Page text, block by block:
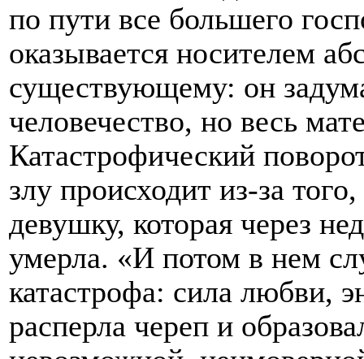
по пути все большего
оказывается носителем
существующему: он
человечество, но весь
Катастрофический
злу происходит из-за
девушку, которая через
умерла. «И потом в нем
катастрофа: сила любви,
расперла череп и